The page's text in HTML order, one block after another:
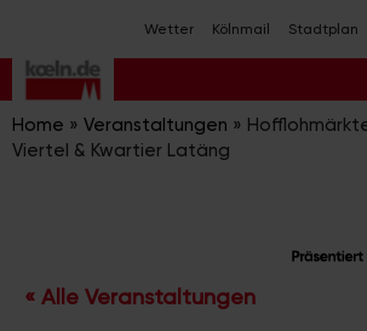
Inhalt
springen
Wetter Kölnmail Stadtplan
Home » Veranstaltungen »
Viertel & Kwartier Latäng
« Alle Veranstaltungen